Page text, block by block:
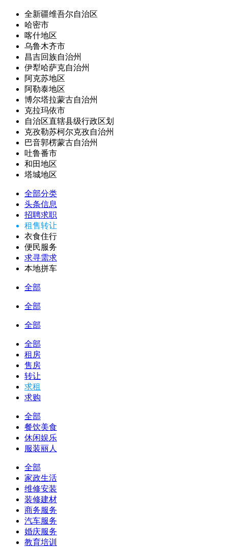
全新疆维吾尔自治区
哈密市
喀什地区
乌鲁木齐市
昌吉回族自治州
伊犁哈萨克自治州
阿克苏地区
阿勒泰地区
博尔塔拉蒙古自治州
克拉玛依市
自治区直辖县级行政区划
克孜勒苏柯尔克孜自治州
巴音郭楞蒙古自治州
吐鲁番市
和田地区
塔城地区
全部分类
头条信息
招聘求职
租售转让
衣食住行
便民服务
求寻需求
本地拼车
全部
全部
全部
全部
租房
售房
转让
求租
求购
全部
餐饮美食
休闲娱乐
服装丽人
全部
家政生活
维修安装
装修建材
商务服务
汽车服务
婚庆服务
教育培训